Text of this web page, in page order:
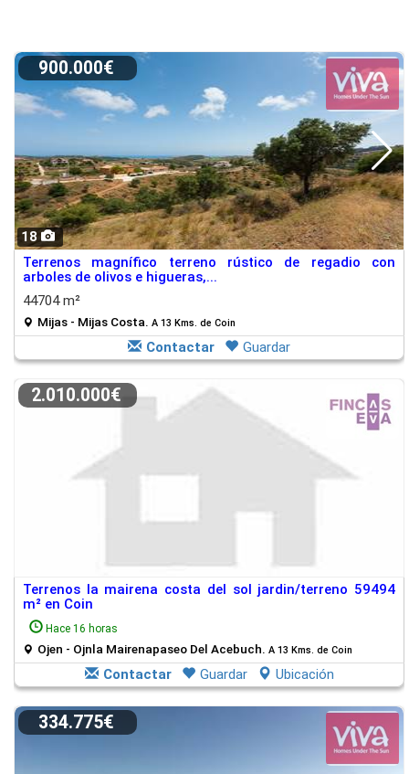
18
900.000€
Terrenos magnífico terreno rústico de regadio con
arboles de olivos e higueras,...
44704 m²
Mijas - Mijas Costa. A 13 Kms. de Coin
Contactar Guardar
2.010.000€
Terrenos la mairena costa del sol jardin/terreno 59494
m² en Coin
Hace 16 horas
Ojen - Ojnla Mairenapaseo Del Acebuch. A 13 Kms. de Coin
Contactar Guardar Ubicación
334.775€